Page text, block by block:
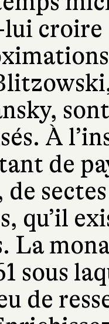
croire
À
de
qu’il
La
sous
de